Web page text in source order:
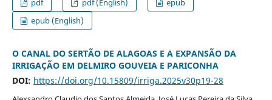
pdf
pdf (English)
epub
epub (English)
O CANAL DO SERTÃO DE ALAGOAS E A EXPANSÃO DA
IRRIGAÇÃO EM DELMIRO GOUVEIA E PARICONHA
DOI: https://doi.org/10.15809/irriga.2025v30p19-28